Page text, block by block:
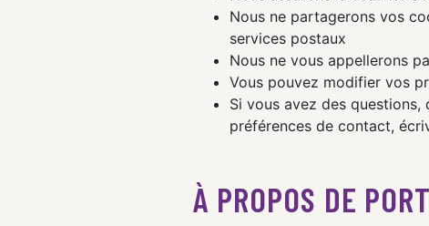
Nous ne partagerons vos
services postaux
Nous ne vous appellerons
Vous pouvez modifier vos
Si vous avez des
préférences de contact,
À PROPOS DE